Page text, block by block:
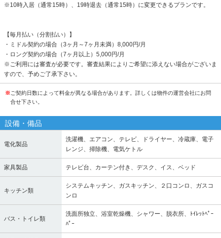
※10時入居（通常15時）、19時退去（通常15時）に変更できるプランです。
【毎月払い（分割払い）】
・ミドル契約の場合（3ヶ月～7ヶ月未満）8,000円/月
・ロング契約の場合（7ヶ月以上）5,000円/月
※ご利用には審査が必要です。審査結果によりご希望に添えない場合がございま
すので、予めご了承下さい。
※ ご契約日数によって料金が異なる場合があります。詳しくは物件の運営会社にお問
合せ下さい。
設備・備品
電化製品
洗濯機、エアコン、テレビ、ドライヤー、冷蔵庫、電子
レンジ、掃除機、電気ケトル
家具製品 テレビ台、カーテン付き、デスク、イス、ベッド
キッチン類
システムキッチン、ガスキッチン、２口コンロ、ガスコ
ンロ
バス・トイレ類
洗面所独立、浴室乾燥機、シャワー、脱衣所、ﾄｲﾚｯﾄﾍﾟｰ
ﾊﾟｰ